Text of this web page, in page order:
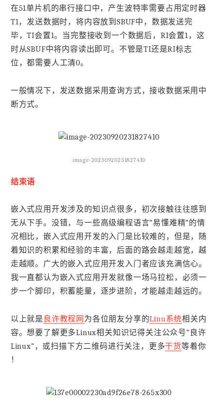
在51单片机的串行接口中，产生波特率需要占用定时器
T1，发送数据时，将内容放到SBUF中，数据发送完
毕，TI会置1。当完整接收到一个数据后，RI会置1，这
时从SBUF中将内容读出即可。不管是TI还是RI标志
位，都需要人工清0。
一般情况下，发送数据采用查询方式，接收数据采用中
断方式。
image-20230920231827410
结束语
嵌入式应用开发涉及的知识点很多，初次接触往往感到
无从下手。没错，与一些高级编程语言“易懂难精”的情
况相比，嵌入式应用开发的入门是比较难的，但是，随
着知识的积累和经验的丰富，后面的路会越走越宽，越
走越顺。广大的嵌入式应用开发入门者应该充满信心。
我一直都认为嵌入式应用开发就像一场马拉松，必须一
步一个脚印，积蓄能量，逐步进阶，才能越走越远的。
以上就是 良许教程网 为各位朋友分享的Linu系统相关内
容。想要了解更多Linux相关知识记得关注公众号“良许
Linux”，或扫描下方二维码进行关注，更多干货等着你
！